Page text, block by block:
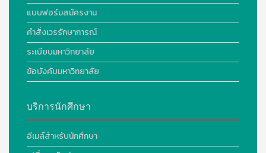
แบบฟอร์มสมัครงาน
คำสั่งเวรรักษาการณ์
ระเบียบมหาวิทยาลัย
ข้อบังคับมหาวิทยาลัย
บริการนักศึกษา
อีเมล์สำหรับนักศึกษา